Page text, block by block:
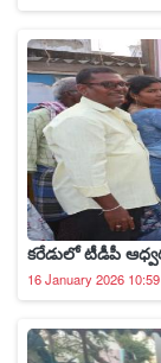
కరేడులో టీడీపీ
16 January 2026